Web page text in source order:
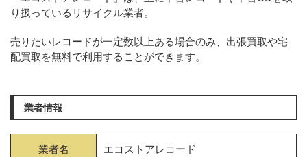
り扱っているリサイクル業者。
売りたいレコードが一定数以上ある場合のみ、出張買取や宅
配買取を無料で利用することができます。
業者情報
業者名 エコストアレコード